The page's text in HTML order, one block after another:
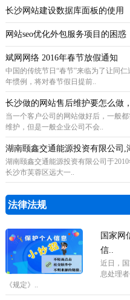
长沙网站建设数据库面板的使用
网站seo优化外包服务项目的困惑
斌网网络 2016年春节放假通知
中国的传统节日“春节”来临为了让同
年惯例，将对春节假日提前..
长沙做的网站售后维护要怎么做
当一个客户公司的网站做好后，一般
维护，但是一般企业公司不会..
湖南颐鑫交通能源投资有限公司,
湖南颐鑫交通能源投资有限公司于
长沙市芙蓉区远大一..
法律法规
国家网
信..
近日，
息处理
《规定》..